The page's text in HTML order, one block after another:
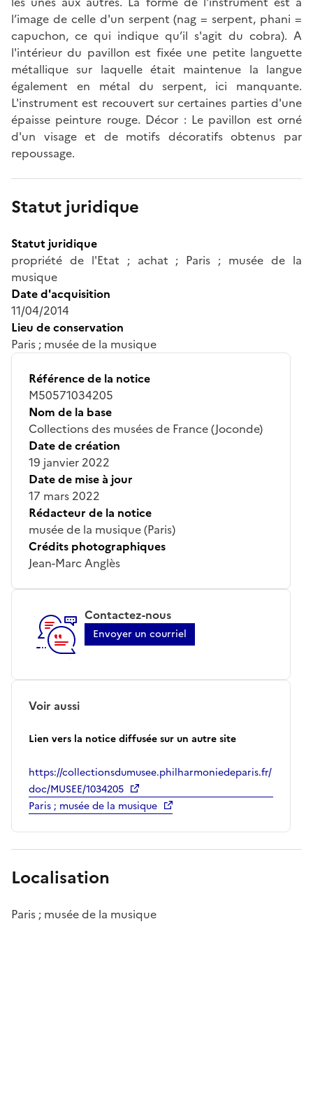
l’image de celle d'un serpent (nag = serpent, phani =
capuchon, ce qui indique qu’il s'agit du cobra). A
l'intérieur du pavillon est fixée une petite languette
métallique sur laquelle était maintenue la langue
également en métal du serpent, ici manquante.
L'instrument est recouvert sur certaines parties d'une
épaisse peinture rouge. Décor : Le pavillon est orné
d'un visage et de motifs décoratifs obtenus par
repoussage.
Statut juridique
Statut juridique
propriété de l'Etat ; achat ; Paris ; musée de la
musique
Date d'acquisition
11/04/2014
Lieu de conservation
Paris ; musée de la musique
Référence de la notice
M50571034205
Nom de la base
Collections des musées de France (Joconde)
Date de création
19 janvier 2022
Date de mise à jour
17 mars 2022
Rédacteur de la notice
musée de la musique (Paris)
Crédits photographiques
Jean-Marc Anglès
Contactez-nous
Envoyer un courriel
Voir aussi
Lien vers la notice diffusée sur un autre site
https://collectionsdumusee.philharmoniedeparis.fr/
doc/MUSEE/1034205
Paris ; musée de la musique
Localisation
Paris ; musée de la musique